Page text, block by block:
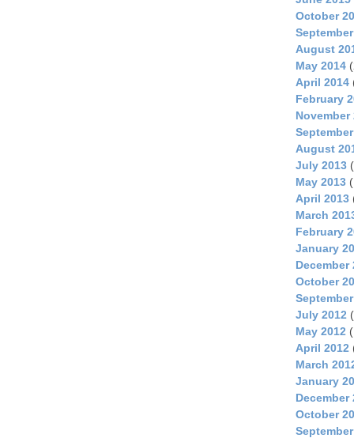
October
August
May 2014
April 2014
February
November
August
July 2013
May 2013
April 2013
March
February
January
December
October
July 2012
May 2012
April 2012
March
January
December
October